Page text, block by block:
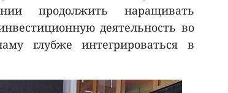
продолжить наращивать
деятельность во
глубже интегрироваться в